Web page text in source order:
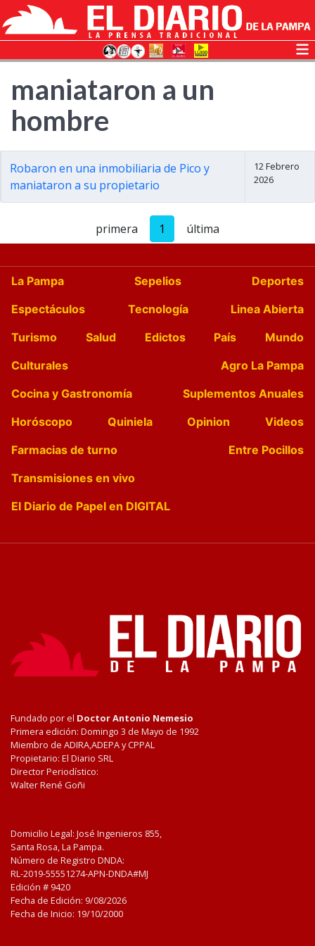
maniataron a un
hombre
Robaron en una inmobiliaria de Pico y
maniataron a su propietario
12 Febrero
2026
primera 1 última
La Pampa Sepelios
Deportes
Espectáculos
Tecnología
Linea Abierta
Turismo
Salud Edictos País
Mundo
Culturales
Agro La Pampa
Cocina y Gastronomía
Suplementos Anuales
Horóscopo
Quiniela Opinion
Videos
Farmacias de turno
Entre Pocillos
Transmisiones en vivo
El Diario de Papel en DIGITAL
Fundado por el Doctor Antonio Nemesio
Primera edición: Domingo 3 de Mayo de 1992
Miembro de ADIRA,ADEPA y CPPAL
Propietario: El Diario SRL
Director Periodístico:
Walter René Goñi
Domicilio Legal: José Ingenieros 855,
Santa Rosa, La Pampa.
Número de Registro DNDA:
RL-2019-55551274-APN-DNDA#MJ
Edición # 9420
Fecha de Edición: 9/08/2026
Fecha de Inicio: 19/10/2000